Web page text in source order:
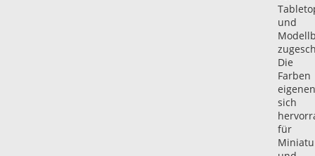
und
Die
Farben
eigenen
sich
für